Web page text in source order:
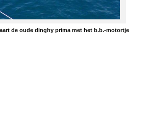
de oude dinghy prima met het b.b.-motortje